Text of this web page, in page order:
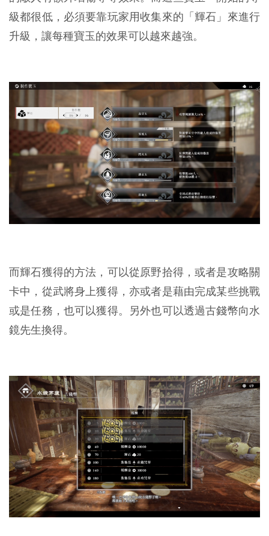
級都很低，必須要靠玩家用收集來的「輝石」來進行
升級，讓每種寶玉的效果可以越來越強。
而輝石獲得的方法，可以從原野拾得，或者是攻略關
卡中，從武將身上獲得，亦或者是藉由完成某些挑戰
或是任務，也可以獲得。另外也可以透過古錢幣向水
鏡先生換得。